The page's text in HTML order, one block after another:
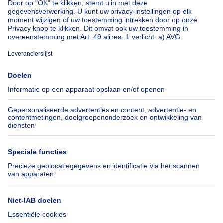
Over
Immoweb
Pers
Jobs
Axel Springer Group
SeLoger.com
Immowelt.de
Tools
Belfius
Verzekeringen
Verhuis checklist
Hulp
Veelgestelde vragen
Toegankelijkheid
Volg ons